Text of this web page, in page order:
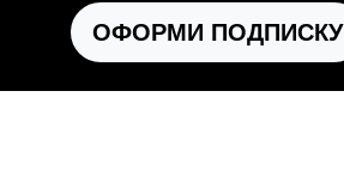
ОФОРМИ ПОДПИСКУ